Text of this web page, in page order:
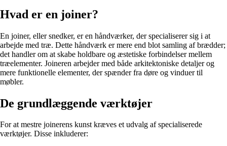
Hvad er en joiner?
En joiner, eller snedker, er en håndværker, der specialiserer sig i at
arbejde med træ. Dette håndværk er mere end blot samling af brædder;
det handler om at skabe holdbare og æstetiske forbindelser mellem
træelementer. Joineren arbejder med både arkitektoniske detaljer og
mere funktionelle elementer, der spænder fra døre og vinduer til
møbler.
De grundlæggende værktøjer
For at mestre joinerens kunst kræves et udvalg af specialiserede
værktøjer. Disse inkluderer: